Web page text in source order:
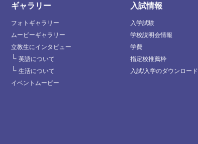
ギャラリー
フォトギャラリー
ムービーギャラリー
立教生にインタビュー
└ 英語について
└ 生活について
イベントムービー
入試情報
入学試験
学校説明会情報
学費
指定校推薦枠
入試/入学のダウンロード